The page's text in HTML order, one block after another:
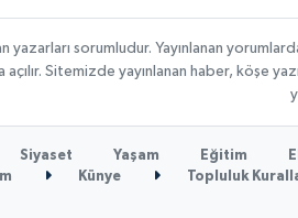
yazarları sorumludur. Yayınlanan
Sitemizde yayınlanan haber, köşe
Siyaset Yaşam Eğitim
Künye Topluluk